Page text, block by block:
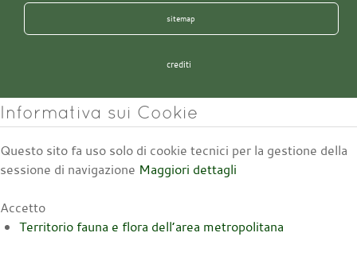
sitemap
crediti
Informativa sui Cookie
Questo sito fa uso solo di cookie tecnici per la gestione della
sessione di navigazione Maggiori dettagli
Accetto
Territorio fauna e flora dell’area metropolitana